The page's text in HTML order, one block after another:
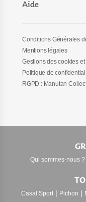
Aide
Conditions Générales
Mentions légales
Gestions des cookies
Politique de
RGPD : Manutan
Qui sommes-nous ?
Casal Sport | Pichon |